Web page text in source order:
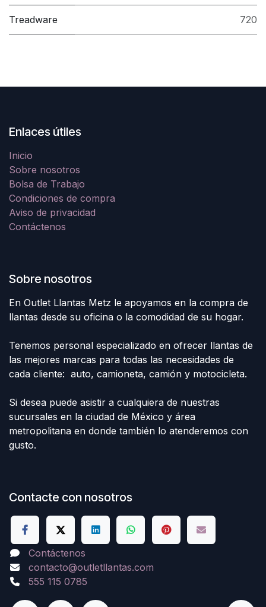
Treadware 720
Enlaces útiles
Inicio
Sobre nosotros
Bolsa de Trabajo
Condiciones de compra
Aviso de privacidad
Contáctenos
Sobre nosotros
En Outlet Llantas Metz le apoyamos en la compra de
llantas desde su oficina o la comodidad de su hogar.
Tenemos personal especializado en ofrecer llantas de
las mejores marcas para todas las necesidades de
cada cliente: auto, camioneta, camión y motocicleta.
Si desea puede asistir a cualquiera de nuestras
sucursales en la ciudad de México y área
metropolitana en donde también lo atenderemos con
gusto.
Contacte con nosotros
Contáctenos
contacto@outletllantas.com
555 115 0785